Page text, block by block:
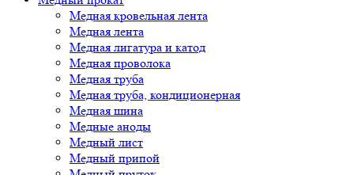
Медная кровельная лента
Медная лента
Медная лигатура и катод
Медная проволока
Медная труба
Медная труба, кондиционерная
Медная шина
Медные аноды
Медный лист
Медный припой